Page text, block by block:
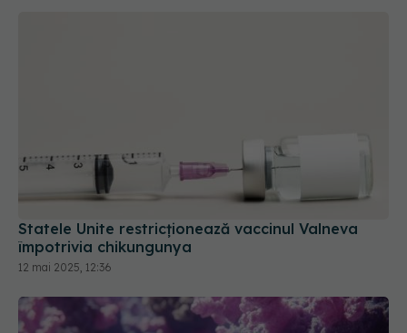
Statele Unite restricţionează vaccinul Valneva
împotrivia chikungunya
12 mai 2025, 12:36